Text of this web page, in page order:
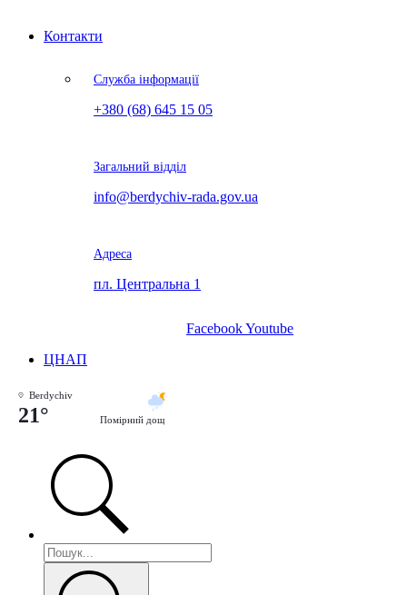
Контакти
Служба інформації
+380 (68) 645 15 05
Загальний відділ
info@berdychiv-rada.gov.ua
Адреса
пл. Центральна 1
FacebookYoutube
ЦНАП
Berdychiv
21° Помірний дощ